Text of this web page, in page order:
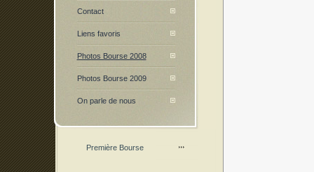
Contact
Liens favoris
Photos Bourse 2008
Photos Bourse 2009
On parle de nous
Première Bourse